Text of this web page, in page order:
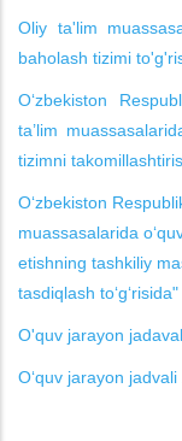
Oliy ta'lim
baholash tizimi
O‘zbekiston
ta’lim
tizimni
O‘zbekiston
muassasalarida
etishning tashkiliy
tasdiqlash to‘g‘risida"
O'quv jarayon
O‘quv jarayon jadvali